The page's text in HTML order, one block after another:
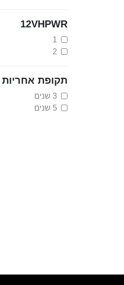
12VHPWR
1
2
תקופת אחריות
3 שנים
5 שנים